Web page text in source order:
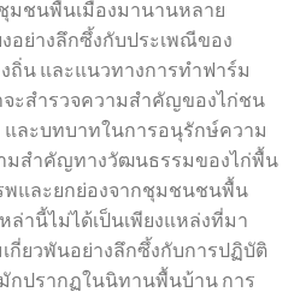
มชนพื้นเมืองมานานหลาย
อย่างลึกซึ้งกับประเพณีของ
ถิ่น และแนวทางการทำฟาร์ม
จะสำรวจความสำคัญของไก่ชน
ละบทบาทในการอนุรักษ์ความ
มสำคัญทางวัฒนธรรมของไก่พื้น
พและยกย่องจากชุมชนชนพื้น
ล่านี้ไม่ได้เป็นเพียงแหล่งที่มา
กี่ยวพันอย่างลึกซึ้งกับการปฏิบัติ
กปรากฏในนิทานพื้นบ้าน การ